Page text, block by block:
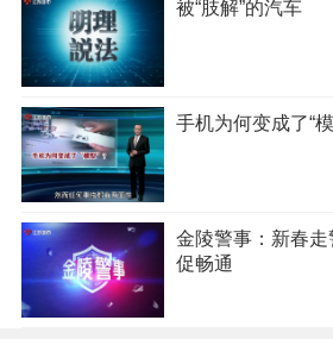
被“肢解”的汽车
手机为何变成了“模
金陵警事：新春
促畅通